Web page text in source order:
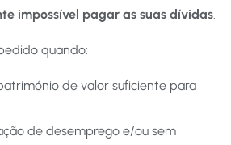
impossível pagar as suas dívidas.
quando:
de valor suficiente para
de desemprego e/ou sem